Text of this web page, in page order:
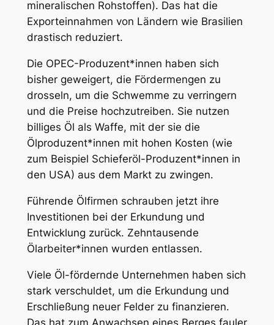
mineralischen Rohstoffen). Das hat die
Exporteinnahmen von Ländern wie Brasilien
drastisch reduziert.
Die OPEC-Produzent*innen haben sich
bisher geweigert, die Fördermengen zu
drosseln, um die Schwemme zu verringern
und die Preise hochzutreiben. Sie nutzen
billiges Öl als Waffe, mit der sie die
Ölproduzent*innen mit hohen Kosten (wie
zum Beispiel Schieferöl-Produzent*innen in
den USA) aus dem Markt zu zwingen.
Führende Ölfirmen schrauben jetzt ihre
Investitionen bei der Erkundung und
Entwicklung zurück. Zehntausende
Ölarbeiter*innen wurden entlassen.
Viele Öl-fördernde Unternehmen haben sich
stark verschuldet, um die Erkundung und
Erschließung neuer Felder zu finanzieren.
Das hat zum Anwachsen eines Berges fauler